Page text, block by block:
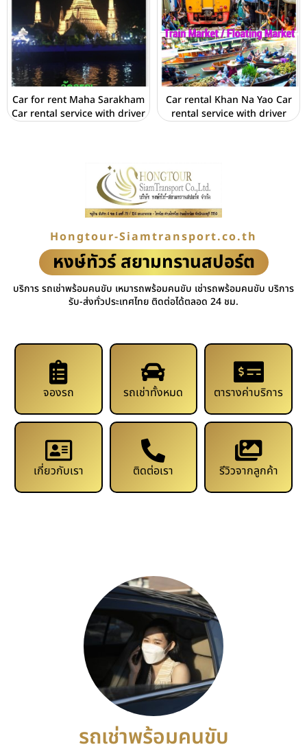
Car for rent Maha Sarakham
Car rental service with driver
Car rental Khan Na Yao Car
rental service with driver
Hongtour-Siamtransport.co.th
หงษ์ทัวร์ สยามทรานสปอร์ต
บริการ รถเช่าพร้อมคนขับ เหมารถพร้อมคนขับ เช่ารถพร้อมคนขับ บริการ
รับ-ส่งทั่วประเทศไทย ติดต่อได้ตลอด 24 ชม.
จองรถ รถเช่าทั้งหมด ตารางค่าบริการ
เกี่ยวกับเรา ติดต่อเรา รีวิวจากลูกค้า
รถเช่าพร้อมคนขับ